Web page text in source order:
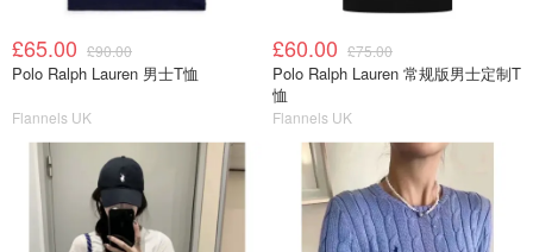
£65.00 £90.00
Polo Ralph Lauren 男士T恤
Flannels UK
£60.00 £75.00
Polo Ralph Lauren 常规版男士定制T
恤
Flannels UK